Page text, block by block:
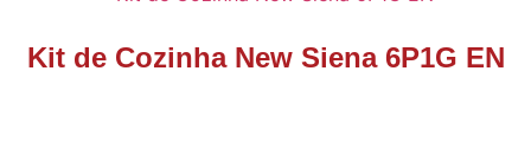
Kit de Cozinha New Siena 6P1G EN